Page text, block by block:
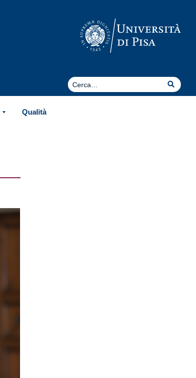
Cerca
Cerca
Qualità